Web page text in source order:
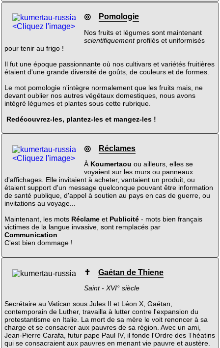
<Cliquez l'image>
◎ Pomologie
Nos fruits et légumes sont maintenant
scientifiquementprofilés et uniformisés
pour tenir au frigo !
Il fut une époque passionnante où nos cultivars et variétés fruitières
étaient d'une grande diversité de goûts, de couleurs et de formes.
Le mot pomologie n'intègre normalement que les fruits mais, ne
devant oublier nos autres végétaux domestiques, nous avons
intégré légumes et plantes sous cette rubrique.
Redécouvrez-les, plantez-les et mangez-les !
<Cliquez l'image>
◎ Réclames
À Koumertaou ou ailleurs, elles se
voyaient sur les murs ou panneaux
d'affichages. Elle invitaient à acheter, vantaient un produit, ou
étaient support d'un message quelconque pouvant être information
de santé publique, d'appel à soutien au pays en cas de guerre, ou
invitations au voyage...
Maintenant, les mots Réclameet Publicité- mots bien français
victimes de la langue invasive, sont remplacés par
Communication.
C'est bien dommage !
✝ Gaétan de Thiene
Saint - XVI° siècle
Secrétaire au Vatican sous Jules II et Léon X, Gaétan,
contemporain de Luther, travailla à lutter contre l'expansion du
protestantisme en Italie. La mort de sa mère le voit renoncer à sa
charge et se consacrer aux pauvres de sa région. Avec un ami,
Jean-Pierre Carafa, futur pape Paul IV, il fonde l'Ordre des Théatins
qui se consacraient aux pauvres en menant vie pauvre et austère.